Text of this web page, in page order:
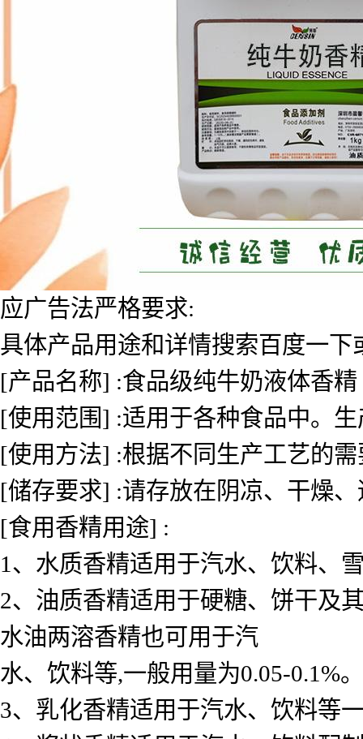
应广告法严格要求:
具体产品用途和详情搜索百度一
[产品名称] :食品级纯牛奶液体香精
[使用范围] :适用于各种食品中。
[使用方法] :根据不同生产工艺的
[储存要求] :请存放在阴凉、干燥
[食用香精用途] :
1、水质香精适用于汽水、饮料、
2、油质香精适用于硬糖、饼干及
水油两溶香精也可用于汽
水、饮料等,一般用量为0.05-0.1%。
3、乳化香精适用于汽水、饮料等